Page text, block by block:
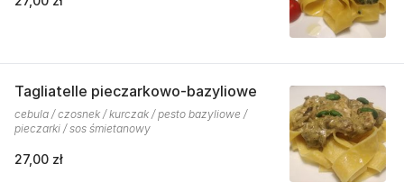
Tagliatelle pieczarkowo-bazyliowe
cebula / czosnek / kurczak / pesto bazyliowe /
pieczarki / sos śmietanowy
27,00 zł